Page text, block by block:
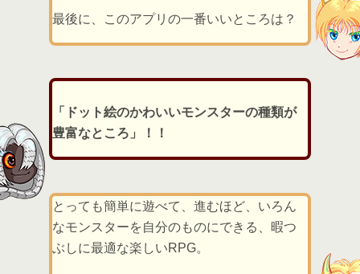
最後に、このアプリの一番いいところは？
「ドット絵のかわいいモンスターの種類が
豊富なところ」！！
とっても簡単に遊べて、進むほど、いろん
なモンスターを自分のものにできる、暇つ
ぶしに最適な楽しいRPG。